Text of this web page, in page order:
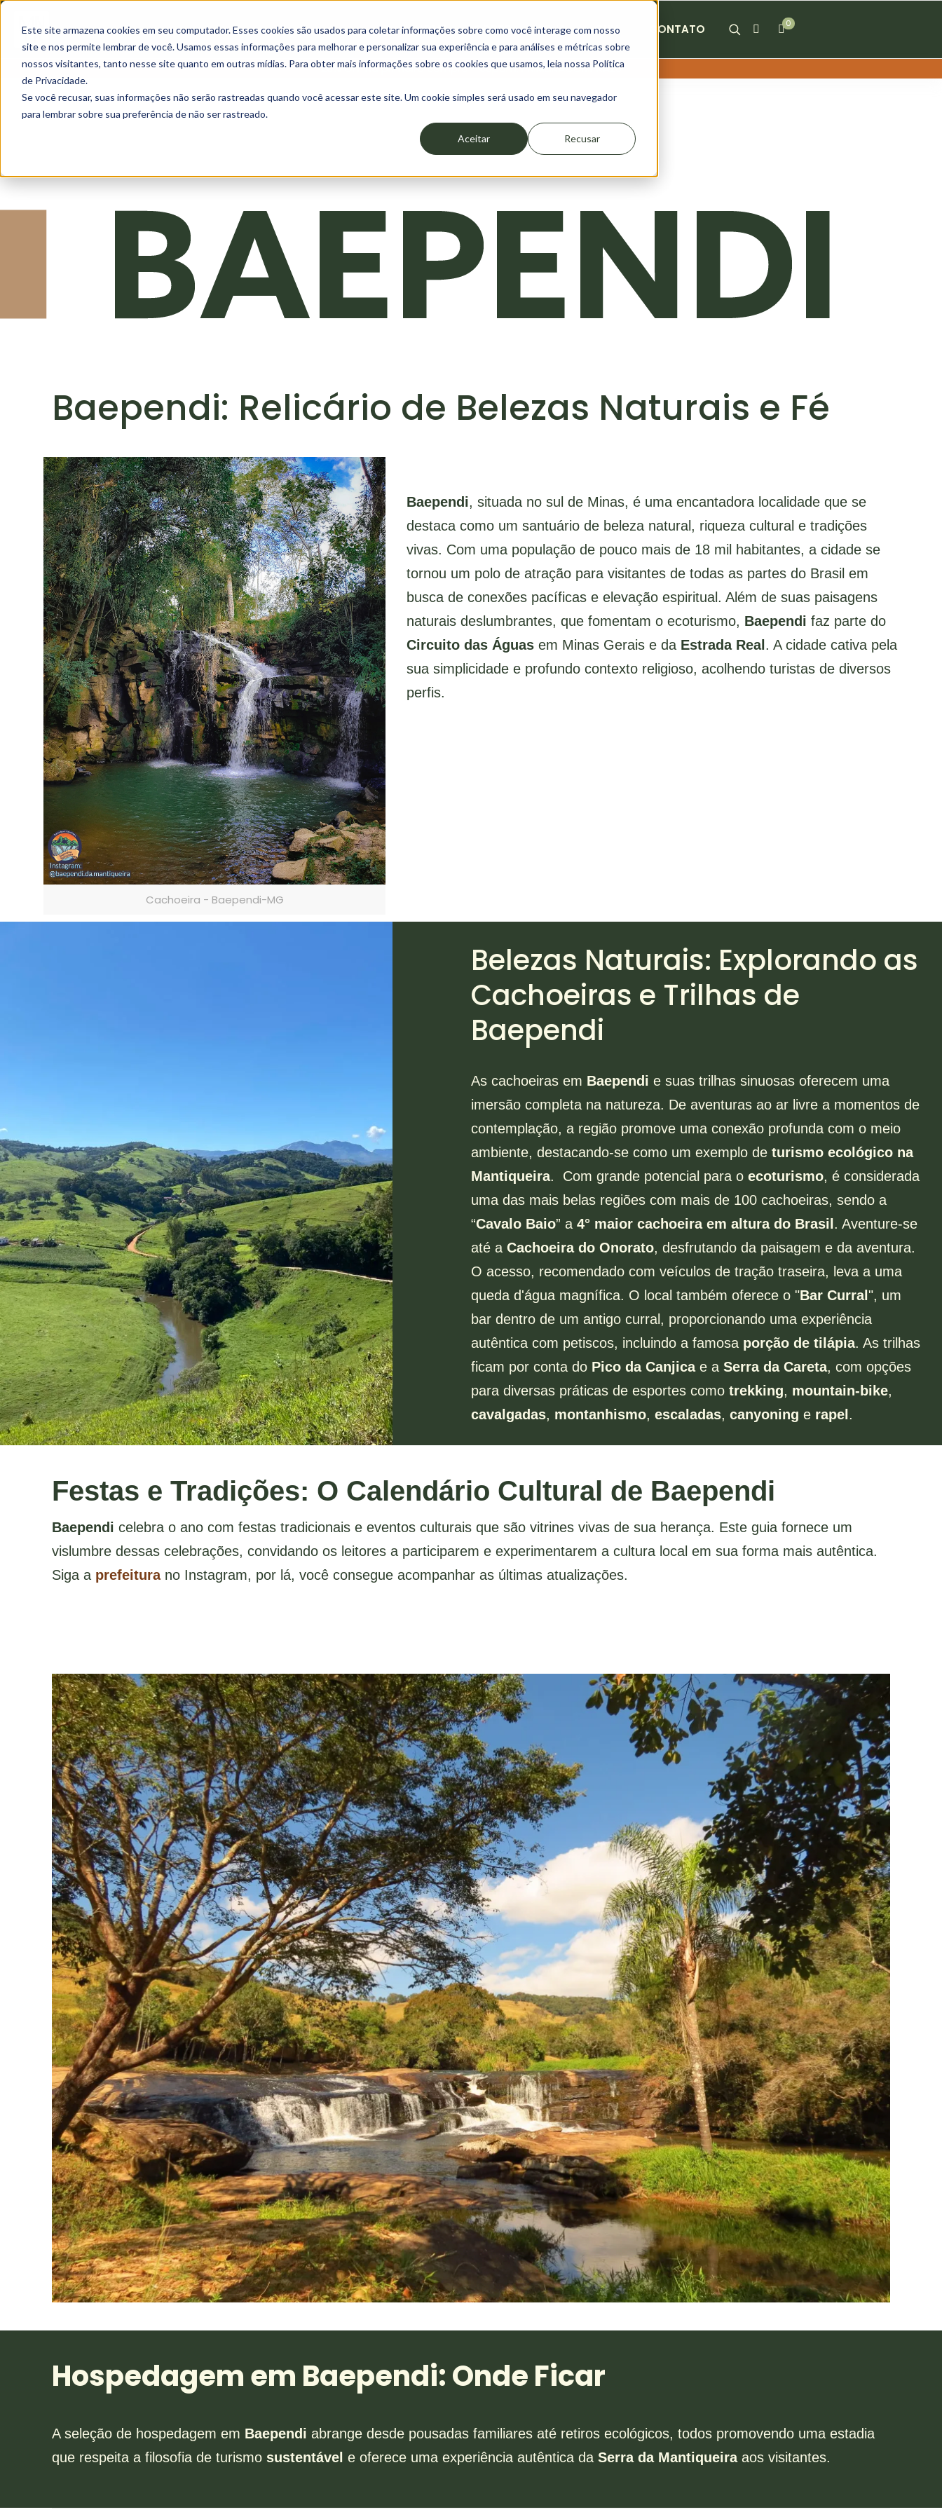
Este site armazena cookies em seu computador. Esses cookies são usados para coletar informações sobre como você interage com nosso
site e nos permite lembrar de você. Usamos essas informações para melhorar e personalizar sua experiência e para análises e métricas sobre
nossos visitantes, tanto nesse site quanto em outras mídias. Para obter mais informações sobre os cookies que usamos, leia nossa Política
de Privacidade.
Se você recusar, suas informações não serão rastreadas quando você acessar este site. Um cookie simples será usado em seu navegador
para lembrar sobre sua preferência de não ser rastreado.
Aceitar Recusar
HOME SOBRE LOJA GUIA CONTATO 0
20% OFF na primeira compra - cupom: PRIMEIRACOMPRA20
Baependi: Relicário de Belezas Naturais e Fé
Cachoeira - Baependi-MG
Baependi, situada no sul de Minas, é uma encantadora localidade que se
destaca como um santuário de beleza natural, riqueza cultural e tradições
vivas. Com uma população de pouco mais de 18 mil habitantes, a cidade se
tornou um polo de atração para visitantes de todas as partes do Brasil em
busca de conexões pacíficas e elevação espiritual. Além de suas paisagens
naturais deslumbrantes, que fomentam o ecoturismo, Baependi faz parte do
Circuito das Águas em Minas Gerais e da Estrada Real . A cidade cativa pela
sua simplicidade e profundo contexto religioso, acolhendo turistas de diversos
perfis.
Belezas Naturais: Explorando as
Cachoeiras e Trilhas de
Baependi
As cachoeiras em Baependi e suas trilhas sinuosas oferecem uma
imersão completa na natureza. De aventuras ao ar livre a momentos de
contemplação, a região promove uma conexão profunda com o meio
ambiente, destacando-se como um exemplo de turismo ecológico na
Mantiqueira. Com grande potencial para o ecoturismo, é considerada
uma das mais belas regiões com mais de 100 cachoeiras, sendo a
“Cavalo Baio” a 4° maior cachoeira em altura do Brasil . Aventure-se
até a Cachoeira do Onorato, desfrutando da paisagem e da aventura.
O acesso, recomendado com veículos de tração traseira, leva a uma
queda d'água magnífica. O local também oferece o "Bar Curral ", um
bar dentro de um antigo curral, proporcionando uma experiência
autêntica com petiscos, incluindo a famosa porção de tilápia. As trilhas
ficam por conta do Pico da Canjicae a Serra da Careta, com opções
para diversas práticas de esportes como trekking, mountain-bike,
cavalgadas, montanhismo, escaladas, canyoning e rapel .
Festas e Tradições: O Calendário Cultural de Baependi
Baependi celebra o ano com festas tradicionais e eventos culturais que são vitrines vivas de sua herança. Este guia fornece um
vislumbre dessas celebrações, convidando os leitores a participarem e experimentarem a cultura local em sua forma mais autêntica.
Siga a prefeiturano Instagram, por lá, você consegue acompanhar as últimas atualizações.
Hospedagem em Baependi: Onde Ficar
A seleção de hospedagem em Baependi abrange desde pousadas familiares até retiros ecológicos, todos promovendo uma estadia
que respeita a filosofia de turismo sustentável e oferece uma experiência autêntica da Serra da Mantiqueiraaos visitantes.